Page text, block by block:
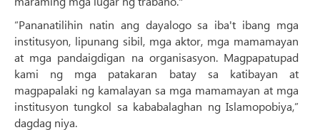
“Pananatilihin natin ang dayalogo sa iba't ibang mga
institusyon, lipunang sibil, mga aktor, mga mamamayan
at mga pandaigdigan na organisasyon. Magpapatupad
kami ng mga patakaran batay sa katibayan at
magpapalaki ng kamalayan sa mga mamamayan at mga
institusyon tungkol sa kababalaghan ng Islamopobiya,”
dagdag niya.